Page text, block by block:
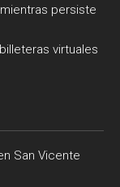
persiste
virtuales
San Vicente